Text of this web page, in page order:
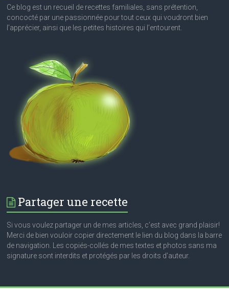
Ce blog est un recueil de recettes familiales, sans prétention,
concocté par une passionnée pour tout ceux qui voudront bien
l’apprécier, ainsi que les petites histoires qui l’entourent.
Partager une recette
Si vous voulez partager un de mes articles, c’est avec grand plaisir!
Merci de bien vouloir copier directement le lien du blog dans la barre
de navigation. Les copiés-collés de mes textes et photos sans ma
signature sont interdits et protégés par les droits d’auteur.